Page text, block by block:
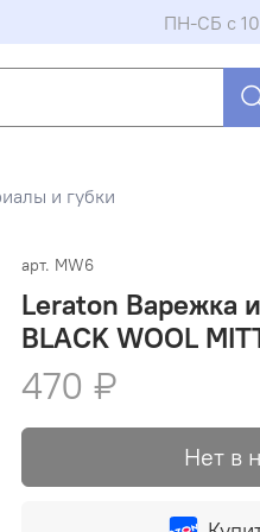
ПН-СБ с
и губки
арт. MW6
Leraton Варежка
BLACK WOOL
470 ₽
Нет в